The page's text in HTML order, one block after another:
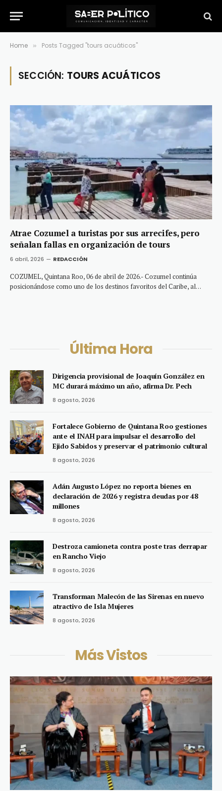
Home » Posts Tagged "tours acuáticos"
SECCIÓN: TOURS ACUÁTICOS
Atrae Cozumel a turistas por sus arrecifes, pero
señalan fallas en organización de tours
6 abril, 2026 REDACCIÓN
COZUMEL, Quintana Roo, 06 de abril de 2026.- Cozumel continúa
posicionándose como uno de los destinos favoritos del Caribe, al…
Última Hora
Dirigencia provisional de Joaquín González en
MC durará máximo un año, afirma Dr. Pech
8 agosto, 2026
Fortalece Gobierno de Quintana Roo gestiones
ante el INAH para impulsar el desarrollo del
Ejido Sabidos y preservar el patrimonio cultural
8 agosto, 2026
Adán Augusto López no reporta bienes en
declaración de 2026 y registra deudas por 48
millones
8 agosto, 2026
Destroza camioneta contra poste tras derrapar
en Rancho Viejo
8 agosto, 2026
Transforman Malecón de las Sirenas en nuevo
atractivo de Isla Mujeres
8 agosto, 2026
Más Vistos